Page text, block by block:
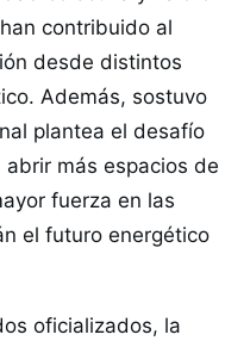
contribuido al
desde distintos
Además, sostuvo
plantea el desafío
más espacios de
fuerza en las
el futuro energético
oficializados, la